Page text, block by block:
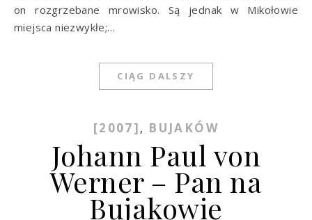
on rozgrzebane mrowisko. Są jednak w Mikołowie
miejsca niezwykłe;…
CIĄG DALSZY
[2007] , BUJAKÓW
Johann Paul von
Werner – Pan na
Bujakowie